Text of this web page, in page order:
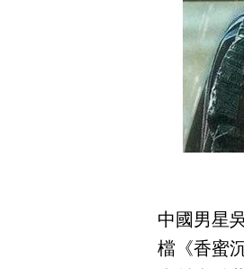
中國男星
檔《香蜜